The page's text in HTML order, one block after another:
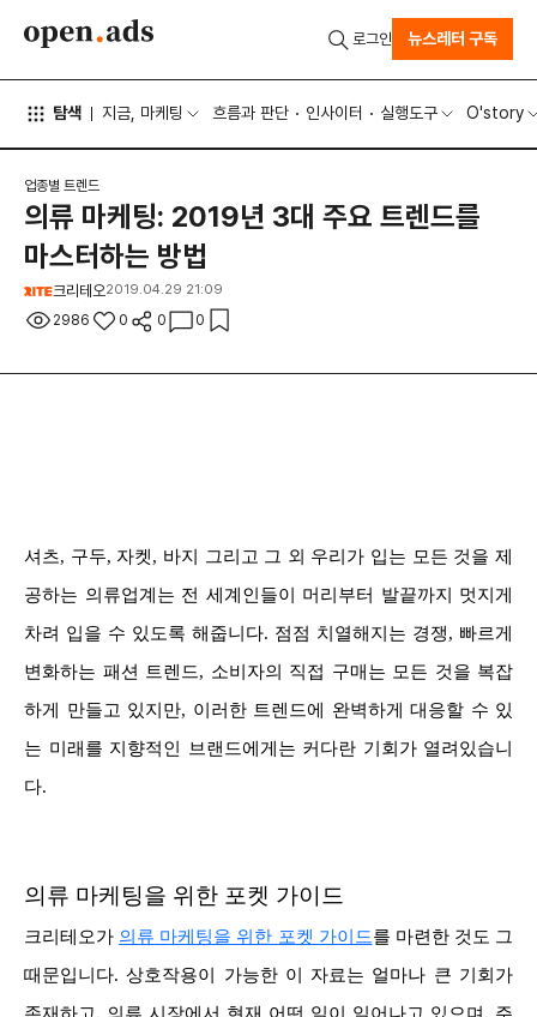
탐색 지금, 마케팅 흐름과 판단 인사이터 실행도구 O'story
로그인 뉴스레터 구독
업종별 트렌드
의류 마케팅: 2019년 3대 주요 트렌드를
마스터하는 방법
크리테오2019.04.29 21:09
2986 0 0 0
셔츠, 구두, 자켓, 바지 그리고 그 외 우리가 입는 모든 것을 제
공하는 의류업계는 전 세계인들이 머리부터 발끝까지 멋지게
차려 입을 수 있도록 해줍니다. 점점 치열해지는 경쟁, 빠르게
변화하는 패션 트렌드, 소비자의 직접 구매는 모든 것을 복잡
하게 만들고 있지만, 이러한 트렌드에 완벽하게 대응할 수 있
는 미래를 지향적인 브랜드에게는 커다란 기회가 열려있습니
다.
의류 마케팅을 위한 포켓 가이드
크리테오가 의류 마케팅을 위한 포켓 가이드를 마련한 것도 그
때문입니다. 상호작용이 가능한 이 자료는 얼마나 큰 기회가
존재하고, 의류 시장에서 현재 어떤 일이 일어나고 있으며, 주